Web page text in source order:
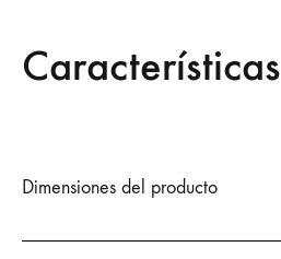
Características
Dimensiones del producto